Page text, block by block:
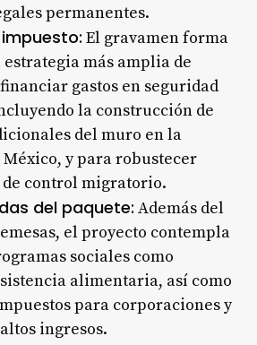
permanentes.
El gravamen forma
más amplia de
gastos en seguridad
la construcción de
del muro en la
y para robustecer
control migratorio.
del paquete: Además del
el proyecto contempla
sociales como
alimentaria, así como
para corporaciones y
ingresos.